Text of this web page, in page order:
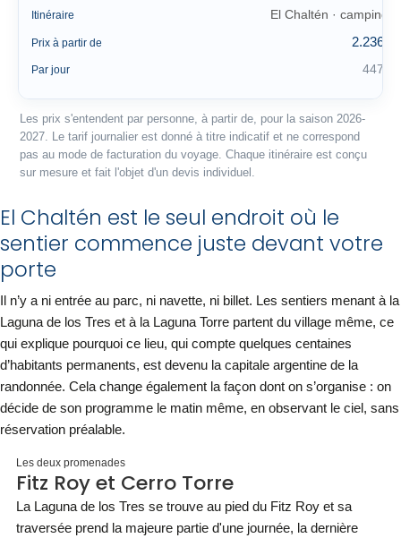
Itinéraire El Chaltén · campings
Prix à partir de 2.236 €
Par jour 447 €
Les prix s'entendent par personne, à partir de, pour la saison 2026-
2027. Le tarif journalier est donné à titre indicatif et ne correspond
pas au mode de facturation du voyage. Chaque itinéraire est conçu
sur mesure et fait l'objet d'un devis individuel.
El Chaltén est le seul endroit où le
sentier commence juste devant votre
porte
Il n’y a ni entrée au parc, ni navette, ni billet. Les sentiers menant à la
Laguna de los Tres et à la Laguna Torre partent du village même, ce
qui explique pourquoi ce lieu, qui compte quelques centaines
d’habitants permanents, est devenu la capitale argentine de la
randonnée. Cela change également la façon dont on s’organise : on
décide de son programme le matin même, en observant le ciel, sans
réservation préalable.
Les deux promenades
Fitz Roy et Cerro Torre
La Laguna de los Tres se trouve au pied du Fitz Roy et sa
traversée prend la majeure partie d'une journée, la dernière